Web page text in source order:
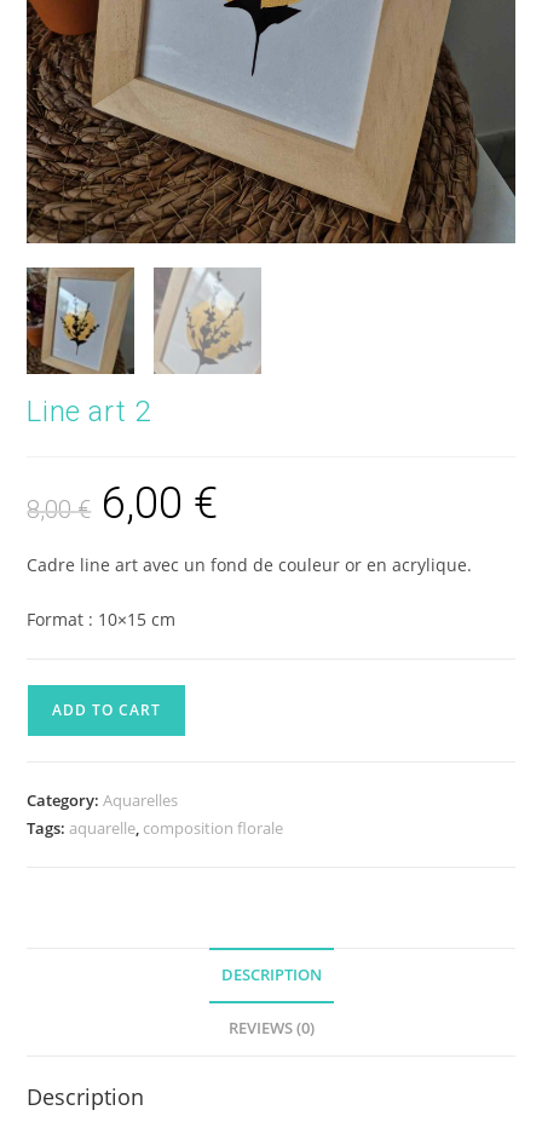
Line art 2
8,00€ 6,00 €
Cadre line art avec un fond de couleur or en acrylique.
Format : 10×15 cm
ADD TO CART
Category:Aquarelles
Tags:aquarelle, composition florale
DESCRIPTION
REVIEWS (0)
Description